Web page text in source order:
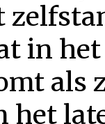
in
als
het